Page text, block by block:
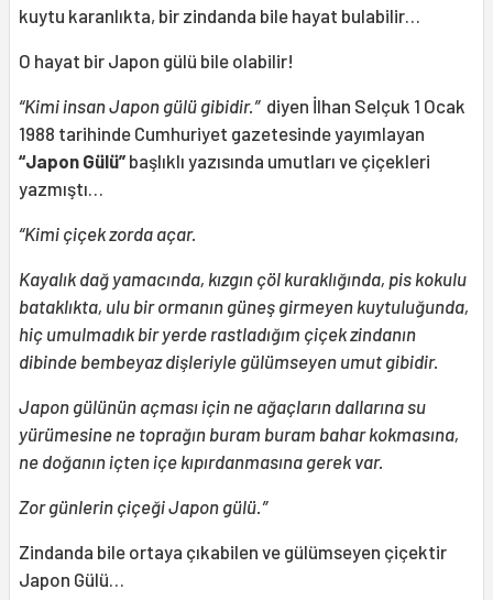
kuytu karanlıkta, bir zindanda bile hayat bulabilir…
O hayat bir Japon gülü bile olabilir!
“Kimi insan Japon gülü gibidir.”diyen İlhan Selçuk 1 Ocak
1988 tarihinde Cumhuriyet gazetesinde yayımlayan
“Japon Gülü” başlıklı yazısında umutları ve çiçekleri
yazmıştı…
“Kimi çiçek zorda açar.
Kayalık dağ yamacında, kızgın çöl kuraklığında, pis kokulu
bataklıkta, ulu bir ormanın güneş girmeyen kuytuluğunda,
hiç umulmadık bir yerde rastladığım çiçek zindanın
dibinde bembeyaz dişleriyle gülümseyen umut gibidir.
Japon gülünün açması için ne ağaçların dallarına su
yürümesine ne toprağın buram buram bahar kokmasına,
ne doğanın içten içe kıpırdanmasına gerek var.
Zor günlerin çiçeği Japon gülü.”
Zindanda bile ortaya çıkabilen ve gülümseyen çiçektir
Japon Gülü…